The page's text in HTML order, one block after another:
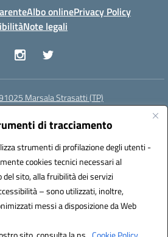
di tracciamento
strumenti di profilazione degli utenti -
cookies tecnici necessari al
sito, alla fruibilità dei servizi
– sono utilizzati, inoltre,
messi a disposizione da Web
Albo onlinePrivacy Policy
Note legali
Marsala Strasatti (TP)
(PEC):tpic81600v@pec.istruzione.it
Amministrazioni (IPA): istsc_tpic81600v
UFODYY
by 3D Solution S.r.l.